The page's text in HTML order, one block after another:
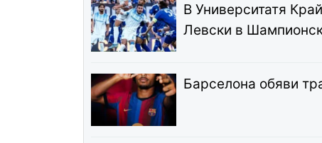
В Университатя
Левски в
Барселона обяви